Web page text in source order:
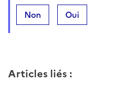
Non Oui
Articles liés :